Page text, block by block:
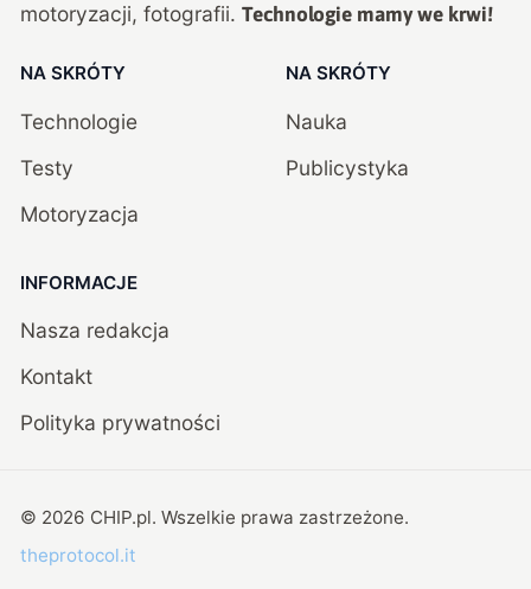
motoryzacji, fotografii. Technologie mamy we krwi!
NA SKRÓTY
Technologie
Testy
Motoryzacja
NA SKRÓTY
Nauka
Publicystyka
INFORMACJE
Nasza redakcja
Kontakt
Polityka prywatności
© 2026 CHIP.pl. Wszelkie prawa zastrzeżone.
theprotocol.it